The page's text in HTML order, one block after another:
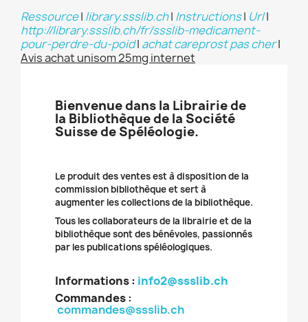
Ressource| library.ssslib.ch| Instructions| Url|
http://library.ssslib.ch/fr/ssslib-medicament-
pour-perdre-du-poid| achat careprost pas cher|
Avis achat unisom 25mg internet
Bienvenue dans la Librairie de
la Bibliothèque de la Société
Suisse de Spéléologie.
Le produit des ventes est à disposition de la
commission bibliothèque et sert à
augmenter les collections de la bibliothèque.
Tous les collaborateurs de la librairie et de la
bibliothèque sont des bénévoles, passionnés
par les publications spéléologiques.
Informations : info2@ssslib.ch
Commandes:
commandes@ssslib.ch